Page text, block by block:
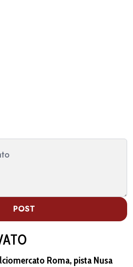
POST
Roma, pista Nusa